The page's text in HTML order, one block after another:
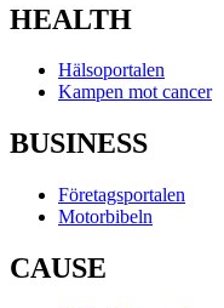
HEALTH
Hälsoportalen
Kampen mot cancer
BUSINESS
Företagsportalen
Motorbibeln
CAUSE